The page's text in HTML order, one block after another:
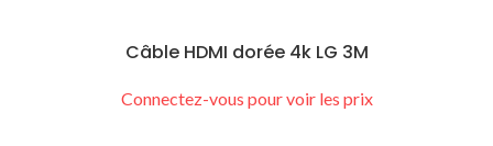
Câble HDMI dorée 4k LG 3M
Connectez-vous pour voir les prix